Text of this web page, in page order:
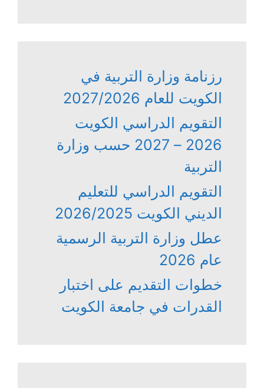
رزنامة وزارة التربية في
الكويت للعام 2027/2026
التقويم الدراسي الكويت
2026 – 2027 حسب وزارة
التربية
التقويم الدراسي للتعليم
الديني الكويت 2026/2025
عطل وزارة التربية الرسمية
عام 2026
خطوات التقديم على اختبار
القدرات في جامعة الكويت